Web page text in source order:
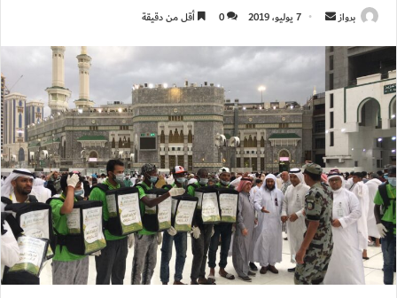
برواز
أرسل
إلكترونيا
7 يوليو، 2019 0 أقل من دقيقة